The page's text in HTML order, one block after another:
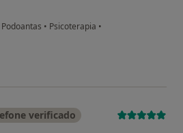
• Psicoterapia •
verificado